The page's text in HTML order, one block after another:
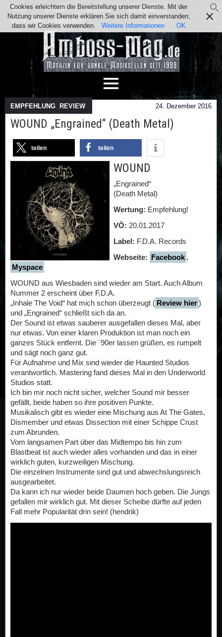
Team Kontakt Facebook
Instagram
Impressum / Datenschutz
EMPFEHLUNG REVIEW 24. Dezember 2016
WOUND „Engrained“ (Death Metal)
teilen teilen
WOUND
„Engrained“
(Death Metal)
Wertung: Empfehlung!
VÖ: 20.01.2017
Label: F.D.A. Records
Webseite: Facebook ,
Myspace
WOUND aus Wiesbaden sind wieder am Start. Auch Album
Nummer 2 erscheint über F.D.A.
„Inhale The Void“ hat mich schon überzeugt ( Review hier)
und „Engrained“ schließt sich da an.
Der Sound ist etwas sauberer ausgefallen dieses Mal, aber
nur etwas. Von einer klaren Produktion ist man noch ein
ganzes Stück entfernt. Die ´90er lassen grüßen, es rumpelt
und sägt noch ganz gut.
Für Aufnahme und Mix sind wieder die Haunted Studios
verantwortlich. Mastering fand dieses Mal in den Underworld
Studios statt.
Ich bin mir noch nicht sicher, welcher Sound mir besser
gefällt, beide haben so ihre positiven Punkte.
Musikalisch gibt es wieder eine Mischung aus At The Gates,
Dismember und etwas Dissection mit einer Schippe Crust
zum Abrunden.
Vom langsamen Part über das Midtempo bis hin zum
Blastbeat ist auch wieder alles vorhanden und das in einer
wirklich guten, kurzweiligen Mischung.
Die einzelnen Instrumente sind gut und abwechslungsreich
ausgearbeitet.
Da kann ich nur wieder beide Daumen hoch geben. Die Jungs
gefallen mir wirklich gut. Mit dieser Scheibe dürfte auf jeden
Fall mehr Popularität drin sein! (hendrik)
Cookies erleichtern die Bereitstellung unserer Dienste. Mit der
Nutzung unserer Dienste erklären Sie sich damit einverstanden,
dass wir Cookies verwenden.
Weitere Informationen OK